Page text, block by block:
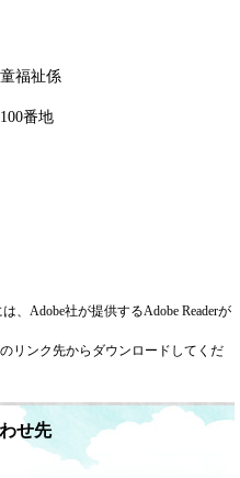
福祉係
番地
、Adobe社が提供するAdobe Readerが
リンク先からダウンロードしてくだ
せ先